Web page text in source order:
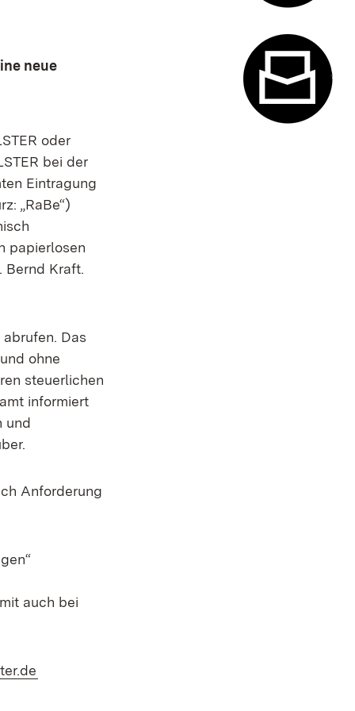
neue
oder
bei der
Eintragung
„RaBe“)
papierlosen
Bernd Kraft.
Das
ohne
steuerlichen
informiert
und
Anforderung
auch bei